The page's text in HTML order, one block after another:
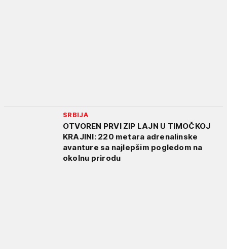
SRBIJA
OTVOREN PRVI ZIP LAJN U TIMOČKOJ
KRAJINI: 220 metara adrenalinske
avanture sa najlepšim pogledom na
okolnu prirodu